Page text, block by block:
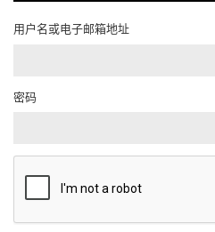
用户名或电子邮箱地址
密码